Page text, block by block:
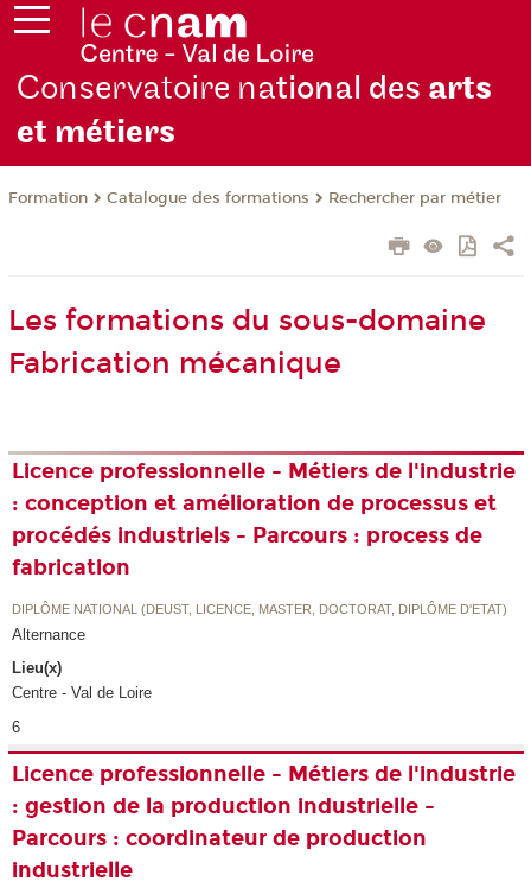
Conservatoire national des arts
et métiers
Formation Catalogue des formations Rechercher par métier
Les formations du sous-domaine
Fabrication mécanique
Licence professionnelle - Métiers de l'industrie
: conception et amélioration de processus et
procédés industriels - Parcours : process de
fabrication
DIPLÔME NATIONAL (DEUST, LICENCE, MASTER, DOCTORAT, DIPLÔME D'ETAT)
Alternance
Lieu(x)
Centre - Val de Loire
6
Licence professionnelle - Métiers de l'industrie
: gestion de la production industrielle -
Parcours : coordinateur de production
industrielle